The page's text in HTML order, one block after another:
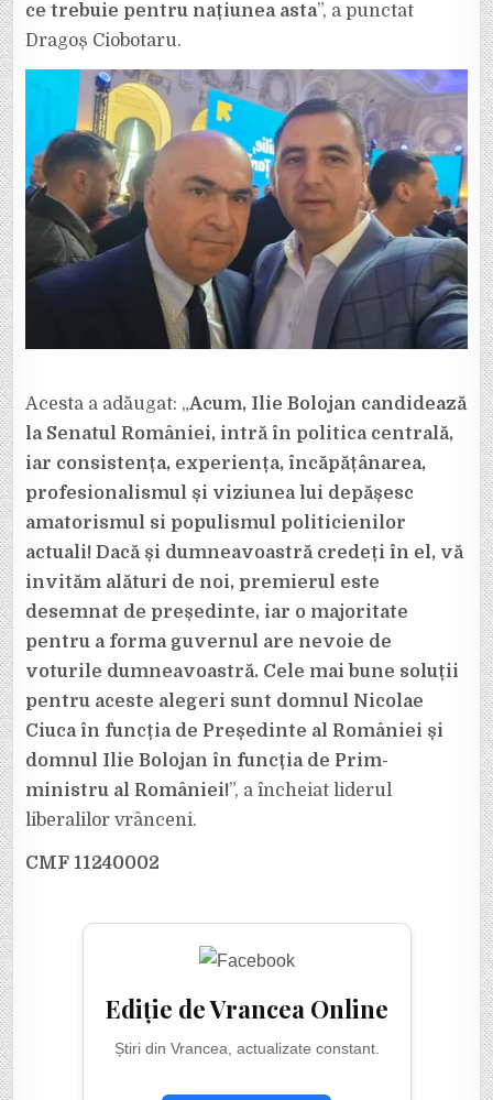
ce trebuie pentru națiunea asta”, a punctat
Dragoș Ciobotaru.
Acesta a adăugat: „Acum, Ilie Bolojan candidează
la Senatul României, intră în politica centrală,
iar consistența, experiența, încăpățânarea,
profesionalismul și viziunea lui depășesc
amatorismul si populismul politicienilor
actuali! Dacă și dumneavoastră credeți în el, vă
invităm alături de noi, premierul este
desemnat de președinte, iar o majoritate
pentru a forma guvernul are nevoie de
voturile dumneavoastră. Cele mai bune soluții
pentru aceste alegeri sunt domnul Nicolae
Ciuca în funcția de Președinte al României și
domnul Ilie Bolojan în funcția de Prim-
ministru al României!”, a încheiat liderul
liberalilor vrânceni.
CMF 11240002
Ediție de Vrancea Online
Știri din Vrancea, actualizate constant.